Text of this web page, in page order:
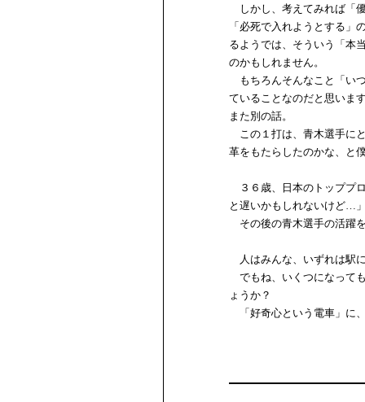
しかし、考えてみれば「
「必死で入れようとする
るようでは、そういう「本
のかもしれません。
もちろんそんなこと「い
ていることなのだと思いま
また別の話。
この１打は、青木選手に
革をもたらしたのかな、と
３６歳、日本のトッププ
と遅いかもしれないけど…
その後の青木選手の活躍
人はみんな、いずれは駅
でもね、いくつになって
ょうか？
「好奇心という電車」に